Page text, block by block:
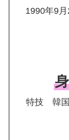
1990年9
特技 韓国